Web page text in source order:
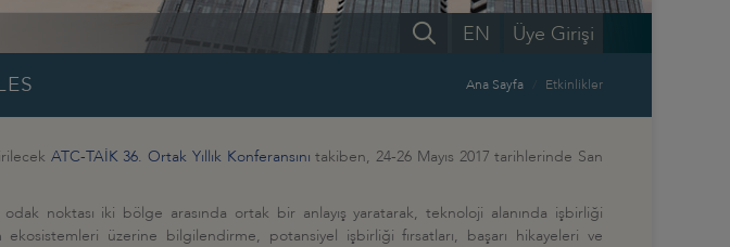
Üye Girişi
EN
Ana Sayfa Etkinlikler
ATC-TAİK 36. Ortak Yıllık Konferansını takiben, 24-26 Mayıs 2017 tarihlerinde San
noktası iki bölge arasında ortak bir anlayış yaratarak, teknoloji alanında işbirliği
üzerine bilgilendirme, potansiyel işbirliği fırsatları, başarı hikayeleri ve